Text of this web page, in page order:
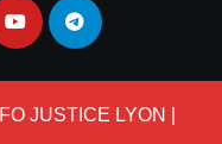
JUSTICE LYON